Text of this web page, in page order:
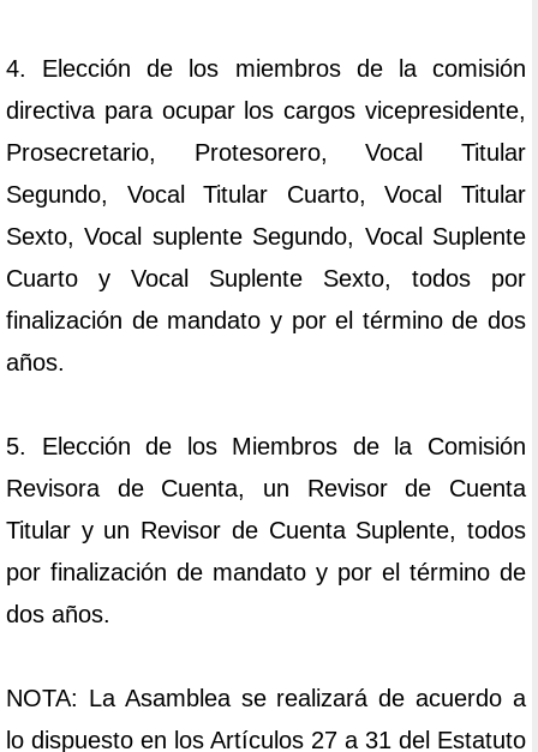
4. Elección de los miembros de la comisión
directiva para ocupar los cargos vicepresidente,
Prosecretario, Protesorero, Vocal Titular
Segundo, Vocal Titular Cuarto, Vocal Titular
Sexto, Vocal suplente Segundo, Vocal Suplente
Cuarto y Vocal Suplente Sexto, todos por
finalización de mandato y por el término de dos
años.
5. Elección de los Miembros de la Comisión
Revisora de Cuenta, un Revisor de Cuenta
Titular y un Revisor de Cuenta Suplente, todos
por finalización de mandato y por el término de
dos años.
NOTA: La Asamblea se realizará de acuerdo a
lo dispuesto en los Artículos 27 a 31 del Estatuto